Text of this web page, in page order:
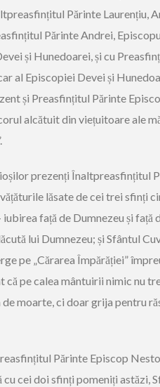
Părinte Laurențiu,
Părinte Andrei,
și Hunedoarei, și cu
al Episcopiei Devei și
și Preasfințitul Părinte
alcătuit din viețuitoare ale
prezenți Înaltpreasfințitul
lăsate de cei trei sfinți
față de Dumnezeu și
lui Dumnezeu; și Sfântul
pe „Cărarea Împărăției”
pe calea mântuirii nimic nu
moarte, ci doar grija pentru
Părinte Episcop
cei doi sfinți pomeniți astăzi,